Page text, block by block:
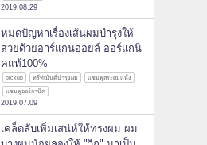
2019.08.29
หมดปัญหาเรื่องเส้นผมบำรุงให้
สวยด้วยอาร์แกนออยล์ ออร์แกนิ
คแท้100%
pickup ทรีทเม้นต์บำรุงผม
แชมพูสระผมแห้ง
แชมพูออร์กานิค
2019.07.09
เคล็ดลับเพิ่มเสน่ห์ให้ทรงผม ผม